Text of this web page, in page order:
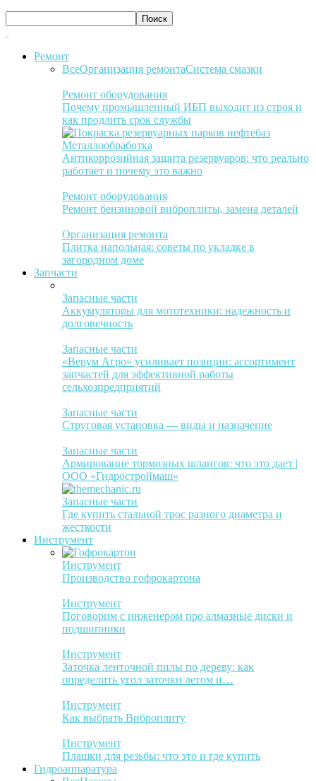
Ремонт
ВсеОрганизация ремонтаСистема смазки
Ремонт оборудования
Почему промышленный ИБП выходит из строя и
как продлить срок службы
Металлообработка
Антикоррозийная защита резервуаров: что реально
работает и почему это важно
Ремонт оборудования
Ремонт бензиновой виброплиты, замена деталей
Организация ремонта
Плитка напольная: советы по укладке в
загородном доме
Запчасти
Запасные части
Аккумуляторы для мототехники: надежность и
долговечность
Запасные части
«Верум Агро» усиливает позиции: ассортимент
запчастей для эффективной работы
сельхозпредприятий
Запасные части
Струговая установка — виды и назначение
Запасные части
Армирование тормозных шлангов: что это дает |
ООО «Гидростроймаш»
Запасные части
Где купить стальной трос разного диаметра и
жесткости
Инструмент
Инструмент
Производство гофрокартона
Инструмент
Поговорим с инженером про алмазные диски и
подшипники
Инструмент
Заточка ленточной пилы по дереву: как
определить угол заточки летом и…
Инструмент
Как выбрать Виброплиту
Инструмент
Плашки для резьбы: что это и где купить
Гидроаппаратура